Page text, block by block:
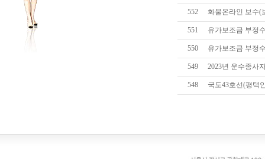
552 화물온라인 보수(
551 유가보조금 부정
550 유가보조금 부정
549 2023년 운수종사
548 국도43호선(평택